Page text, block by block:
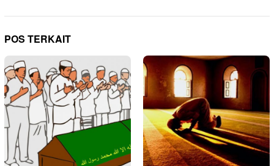
POS TERKAIT